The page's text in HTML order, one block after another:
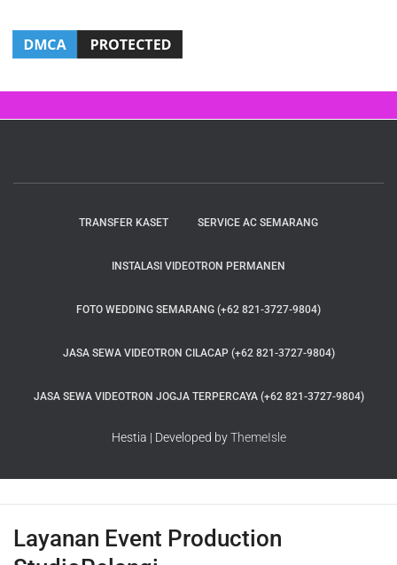
TRANSFER KASET SERVICE AC SEMARANG
INSTALASI VIDEOTRON PERMANEN
FOTO WEDDING SEMARANG (+62 821-3727-9804)
JASA SEWA VIDEOTRON CILACAP (+62 821-3727-9804)
JASA SEWA VIDEOTRON JOGJA TERPERCAYA (+62 821-3727-9804)
Hestia | Developed byThemeIsle
Layanan Event Production